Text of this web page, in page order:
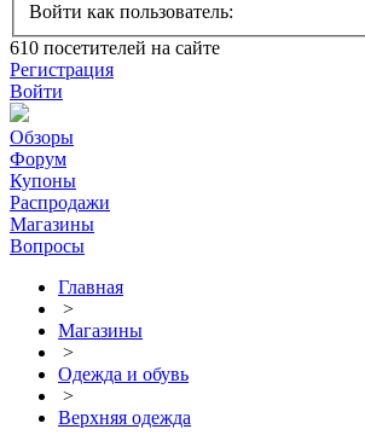
Войти как пользователь:
610 посетителей на сайте
Регистрация
Войти
Обзоры
Форум
Купоны
Распродажи
Магазины
Вопросы
Главная
>
Магазины
>
Одежда и обувь
>
Верхняя одежда